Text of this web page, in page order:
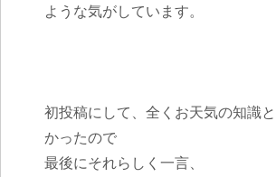
ような気がしています。
初投稿にして、全くお天気の知識
かったので
最後にそれらしく一言、